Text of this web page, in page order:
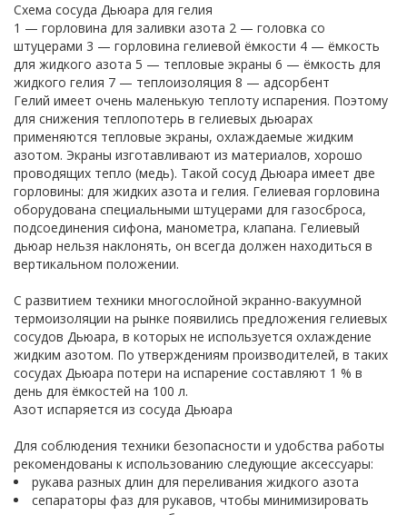
Схема сосуда Дьюара для гелия
1 — горловина для заливки азота 2 — головка со
штуцерами 3 — горловина гелиевой ёмкости 4 — ёмкость
для жидкого азота 5 — тепловые экраны 6 — ёмкость для
жидкого гелия 7 — теплоизоляция 8 — адсорбент
Гелий имеет очень маленькую теплоту испарения. Поэтому
для снижения теплопотерь в гелиевых дьюарах
применяются тепловые экраны, охлаждаемые жидким
азотом. Экраны изготавливают из материалов, хорошо
проводящих тепло (медь). Такой сосуд Дьюара имеет две
горловины: для жидких азота и гелия. Гелиевая горловина
оборудована специальными штуцерами для газосброса,
подсоединения сифона, манометра, клапана. Гелиевый
дьюар нельзя наклонять, он всегда должен находиться в
вертикальном положении.
С развитием техники многослойной экранно-вакуумной
термоизоляции на рынке появились предложения гелиевых
сосудов Дьюара, в которых не используется охлаждение
жидким азотом. По утверждениям производителей, в таких
сосудах Дьюара потери на испарение составляют 1 % в
день для ёмкостей на 100 л.
Азот испаряется из сосуда Дьюара
Для соблюдения техники безопасности и удобства работы
рекомендованы к использованию следующие аксессуары:
рукава разных длин для переливания жидкого азота
сепараторы фаз для рукавов, чтобы минимизировать